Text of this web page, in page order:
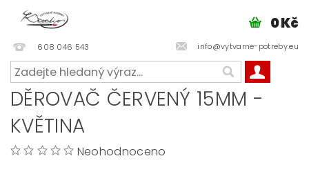
608 046 543 info@vytvarne-potreby.eu
0 Kč
DĚROVAČ ČERVENÝ 15MM -
KVĚTINA
Neohodnoceno